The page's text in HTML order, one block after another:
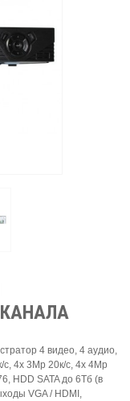
4 видео, 4 аудио,
4x 3Mp 20к/с, 4x 4Mp
HDD SATA до 6Тб (в
VGA / HDMI,